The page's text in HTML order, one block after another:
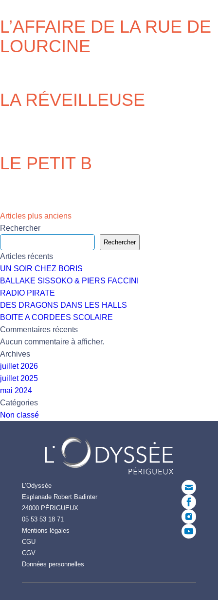
L’AFFAIRE DE LA RUE DE
LOURCINE
LA RÉVEILLEUSE
LE PETIT B
Navigation
des
articles
Articles plus anciens
Rechercher
Rechercher
Articles récents
UN SOIR CHEZ BORIS
BALLAKE SISSOKO & PIERS FACCINI
RADIO PIRATE
DES DRAGONS DANS LES HALLS
BOITE A CORDEES SCOLAIRE
Commentaires récents
Aucun commentaire à afficher.
Archives
juillet 2026
juillet 2025
mai 2024
Catégories
Non classé
L’Odyssée
Esplanade Robert Badinter
24000 PÉRIGUEUX
05 53 53 18 71
Mentions légales
CGU
CGV
Données personnelles